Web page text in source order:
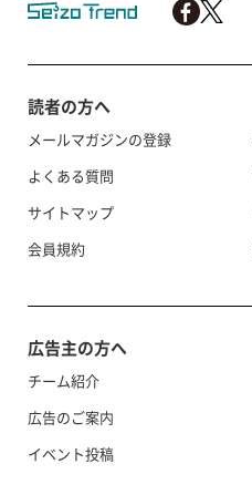
読者の方へ
メールマガジンの登録
よくある質問
サイトマップ
会員規約
広告主の方へ
チーム紹介
広告のご案内
イベント投稿